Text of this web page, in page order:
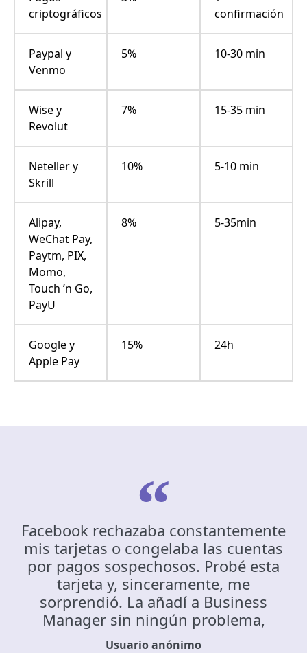
criptográficos
confirmación
Paypal y
Venmo
5% 10-30 min
Wise y
Revolut
7% 15-35 min
Neteller y
Skrill
10% 5-10 min
Alipay,
WeChat Pay,
Paytm, PIX,
Momo,
Touch ’n Go,
PayU
8% 5-35min
Google y
Apple Pay
15% 24h
Facebook rechazaba constantemente
mis tarjetas o congelaba las cuentas
por pagos sospechosos. Probé esta
tarjeta y, sinceramente, me
sorprendió. La añadí a Business
Manager sin ningún problema,
Usuario anónimo